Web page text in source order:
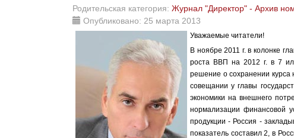
Родительская категория: Журнал "Директор" - Архив
Опубликовано: 25 марта 2013
Уважаемые читатели!
В ноябре 2011 г. в колонке
роста ВВП на 2012 г. в 7
решение о сохранении курса
совещании у главы
экономики на внешнего
нормализации финансовой
продукции - Россия -
показатель составил 2, в